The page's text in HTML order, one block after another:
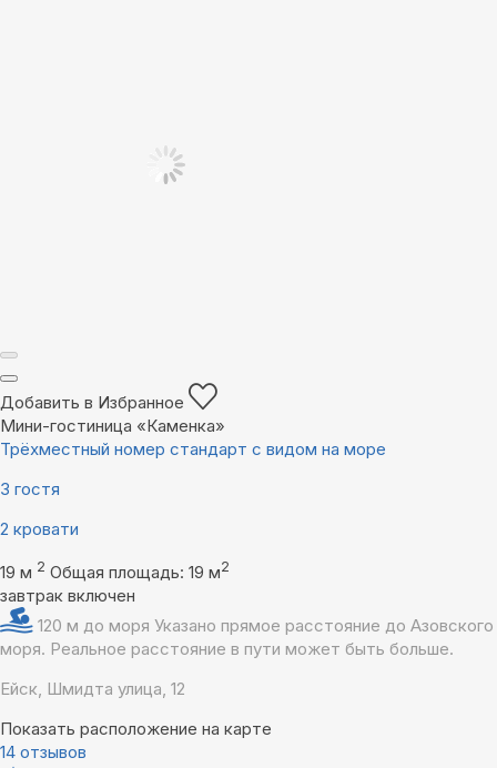
Добавить в Избранное
Мини-гостиница «Каменка»
Трёхместный номер стандарт с видом на море
3 гостя
2 кровати
19 м 2 Общая площадь: 19 м2
завтрак включен
120 м до моря Указано прямое расстояние до Азовского
моря. Реальное расстояние в пути может быть больше.
Ейск, Шмидта улица, 12
Показать расположение на карте
14 отзывов